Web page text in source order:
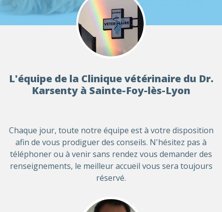
L'équipe de la Clinique vétérinaire du Dr.
Karsenty à Sainte-Foy-lès-Lyon
Chaque jour, toute notre équipe est à votre disposition
afin de vous prodiguer des conseils. N'hésitez pas à
téléphoner ou à venir sans rendez vous demander des
renseignements, le meilleur accueil vous sera toujours
réservé.